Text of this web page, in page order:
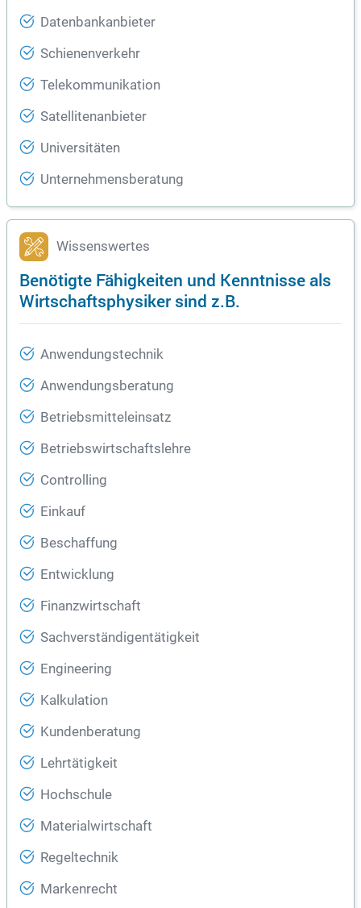
Datenbankanbieter
Schienenverkehr
Telekommunikation
Satellitenanbieter
Universitäten
Unternehmensberatung
Wissenswertes
Benötigte Fähigkeiten und Kenntnisse als
Wirtschaftsphysiker sind z.B.
Anwendungstechnik
Anwendungsberatung
Betriebsmitteleinsatz
Betriebswirtschaftslehre
Controlling
Einkauf
Beschaffung
Entwicklung
Finanzwirtschaft
Sachverständigentätigkeit
Engineering
Kalkulation
Kundenberatung
Lehrtätigkeit
Hochschule
Materialwirtschaft
Regeltechnik
Markenrecht